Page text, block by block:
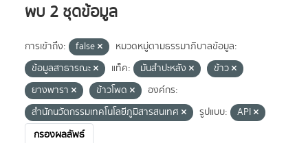
พบ 2 ชุดข้อมูล
การเข้าถึง: false
หมวดหมู่ตามธรรมาภิบาลข้อมูล:
ข้อมูลสาธารณะ
แท็ค: มันสำปะหลัง
ข้าว
ยางพารา
ข้าวโพด
องค์กร:
สำนักนวัตกรรมเทคโนโลยีภูมิสารสนเทศ
รูปแบบ:
API
กรองผลลัพธ์